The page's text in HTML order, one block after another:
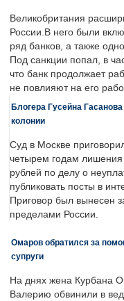
Великобритания
России.В него были
ряд банков, а также
Под санкции попал, в
что банк продолжает
не повлияют на его
Блогера Гусейна
колонии
Суд в Москве
четырем годам
рублей по делу о
публиковать посты в
Приговор был вынесен
пределами России.
Омаров обратился за
супруги
На днях жена Курбана
Валерию обвинили в